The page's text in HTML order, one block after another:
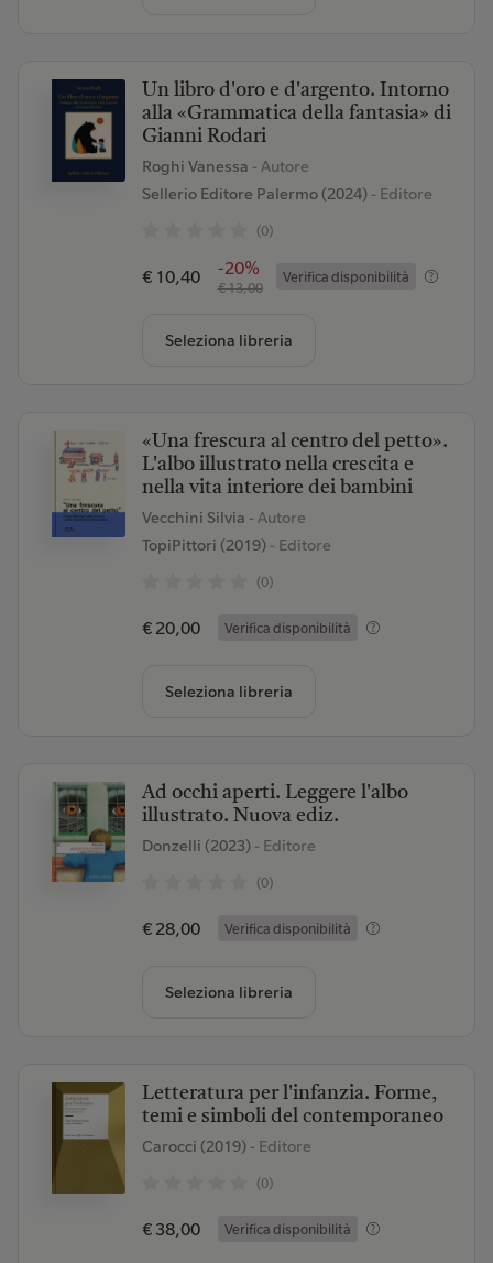
Un libro d'oro e d'argento. Intorno
alla «Grammatica della fantasia» di
Gianni Rodari
Roghi Vanessa - Autore
Sellerio Editore Palermo (2024)- Editore
(0)
€ 10,40 -20%
€ 13,00
Verifica disponibilità
Seleziona libreria
«Una frescura al centro del petto».
L'albo illustrato nella crescita e
nella vita interiore dei bambini
Vecchini Silvia - Autore
TopiPittori (2019)- Editore
(0)
€ 20,00 Verifica disponibilità
Seleziona libreria
Ad occhi aperti. Leggere l'albo
illustrato. Nuova ediz.
Donzelli (2023)- Editore
(0)
€ 28,00 Verifica disponibilità
Seleziona libreria
Letteratura per l'infanzia. Forme,
temi e simboli del contemporaneo
Carocci (2019)- Editore
(0)
€ 38,00 Verifica disponibilità